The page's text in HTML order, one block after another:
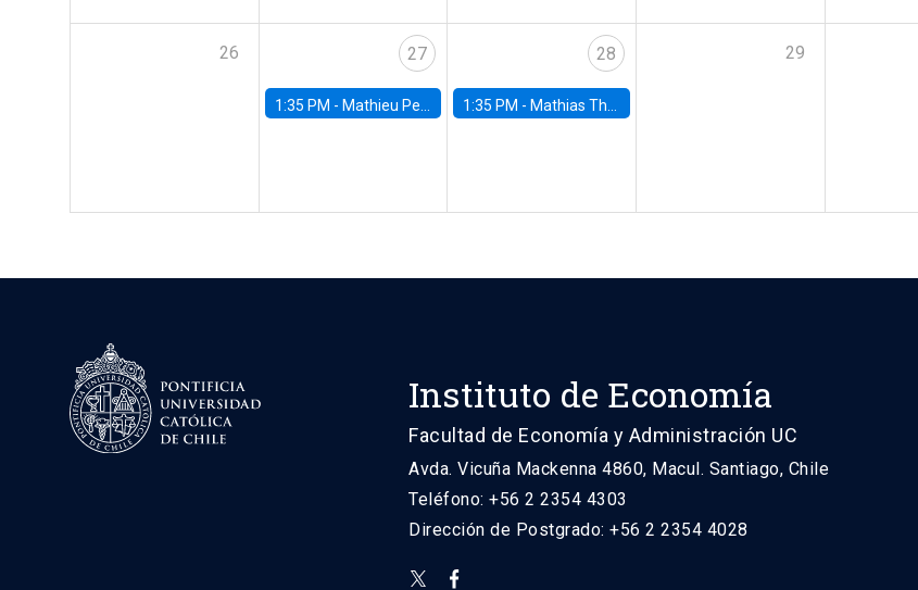
26 27
1:35 PM - Mathieu Pedemonte, IDB
28
1:35 PM - Mathias Thoenig, University of Lausanne
29
Instituto de Economía
Facultad de Economía y Administración UC
Avda. Vicuña Mackenna 4860, Macul. Santiago, Chile
Teléfono: +56 2 2354 4303
Dirección de Postgrado: +56 2 2354 4028